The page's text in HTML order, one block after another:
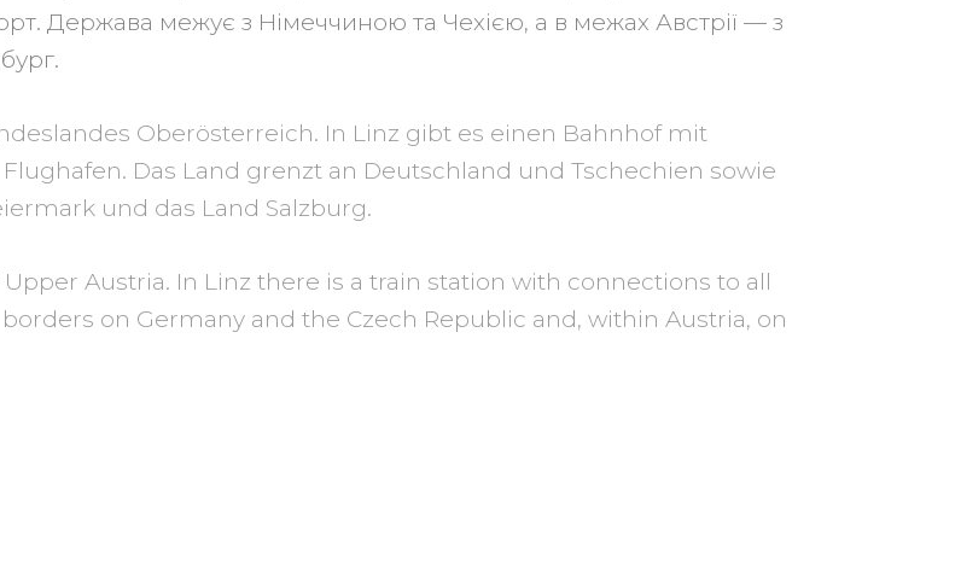
Держава межує з Німеччиною та Чехією, а в межах Австрії — з
Oberösterreich. In Linz gibt es einen Bahnhof mit
Das Land grenzt an Deutschland und Tschechien sowie
und das Land Salzburg.
Austria. In Linz there is a train station with connections to all
on Germany and the Czech Republic and, within Austria, on